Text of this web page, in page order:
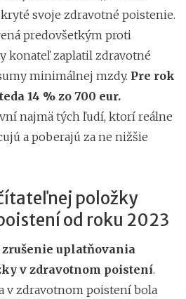
svoje zdravotné poistenie.
predovšetkým proti
konateľ zaplatil zdravotné
minimálnej mzdy. Pre rok
14 % zo 700 eur.
najmä tých ľudí, ktorí reálne
a poberajú za ne nižšie
položky
od roku 2023
zrušenie uplatňovania
v zdravotnom poistení.
v zdravotnom poistení bola